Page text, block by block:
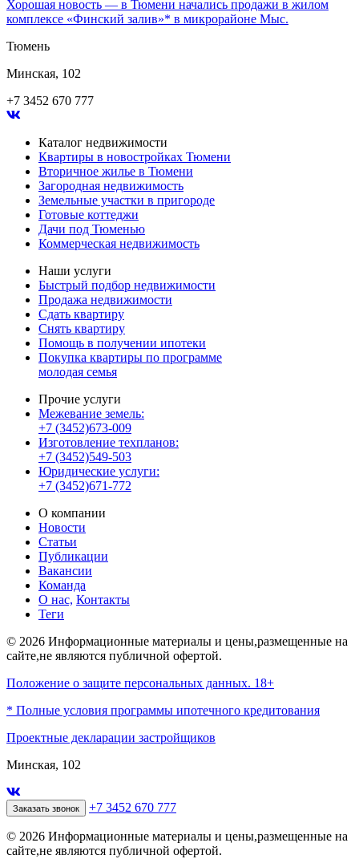
Хорошая новость — в Тюмени начались продажи в жилом
комплексе «Финский залив»* в микрорайоне Мыс.
Тюмень
Минская, 102
+7 3452 670 777
Каталог недвижимости
Квартиры в новостройках Тюмени
Вторичное жилье в Тюмени
Загородная недвижимость
Земельные участки в пригороде
Готовые коттеджи
Дачи под Тюменью
Коммерческая недвижимость
Наши услуги
Быстрый подбор недвижимости
Продажа недвижимости
Сдать квартиру
Снять квартиру
Помощь в получении ипотеки
Покупка квартиры по программе
молодая семья
Прочие услуги
Межевание земель:
+7 (3452)673-009
Изготовление техпланов:
+7 (3452)549-503
Юридические услуги:
+7 (3452)671-772
О компании
Новости
Статьи
Публикации
Вакансии
Команда
О нас, Контакты
Теги
© 2026 Информационные материалы и цены,размещенные на
сайте,не являются публичной офертой.
Положение о защите персональных данных. 18+
* Полные условия программы ипотечного кредитования
Проектные декларации застройщиков
Минская, 102
Заказать звонок +7 3452 670 777
© 2026 Информационные материалы и цены,размещенные на
сайте,не являются публичной офертой.